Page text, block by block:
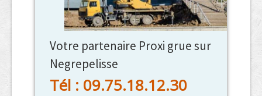
Votre partenaire Proxi grue sur
Negrepelisse
Tél : 09.75.18.12.30